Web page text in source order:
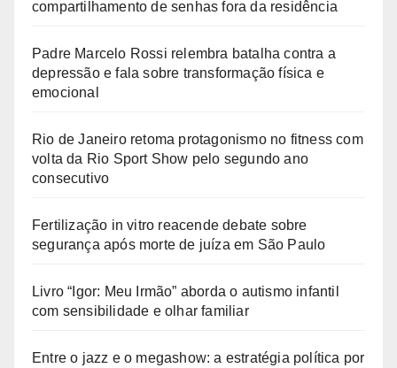
compartilhamento de senhas fora da residência
Padre Marcelo Rossi relembra batalha contra a
depressão e fala sobre transformação física e
emocional
Rio de Janeiro retoma protagonismo no fitness com
volta da Rio Sport Show pelo segundo ano
consecutivo
Fertilização in vitro reacende debate sobre
segurança após morte de juíza em São Paulo
Livro “Igor: Meu Irmão” aborda o autismo infantil
com sensibilidade e olhar familiar
Entre o jazz e o megashow: a estratégia política por